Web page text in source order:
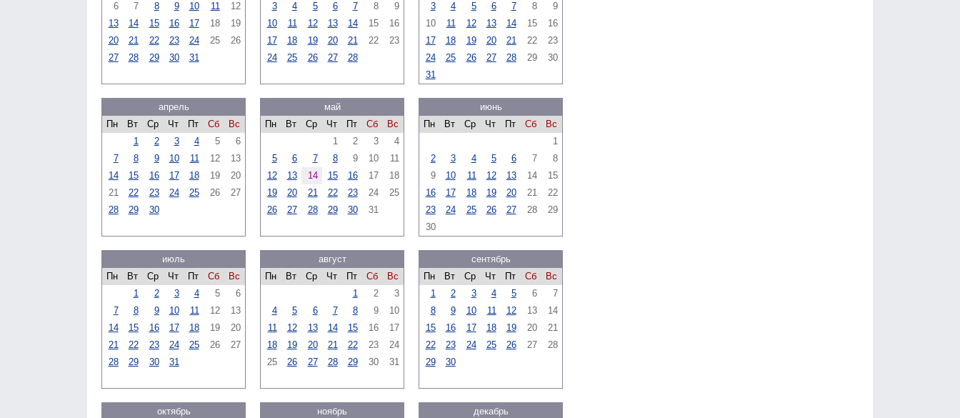
6
7 8 9 10 11
12
13
14 15 16 17 18
19
20
21 22 23 24 25
26
27
28 29 30 31
3
4 5 6 7 8
9
10
11 12 13 14 15
16
17
18 19 20 21 22
23
24
25 26 27 28
3
4 5 6 7 8
9
10
11 12 13 14 15
16
17
18 19 20 21 22
23
24
25 26 27 28 29
30
31
апрель
Пн
Вт Ср Чт Пт Сб
Вс
1
2 3 4 5
6
7
8 9 10 11 12
13
14
15 16 17 18 19
20
21
22 23 24 25 26
27
28
29 30
май
Пн
Вт Ср Чт Пт Сб
Вс
1
2 3
4
5
6 7 8 9 10
11
12
13 14 15 16 17
18
19
20 21 22 23 24
25
26
27 28 29 30 31
июнь
Пн
Вт Ср Чт Пт Сб
Вс
1
2
3 4 5 6 7
8
9
10 11 12 13 14
15
16
17 18 19 20 21
22
23
24 25 26 27 28
29
30
июль
Пн
Вт Ср Чт Пт Сб
Вс
1
2 3 4 5
6
7
8 9 10 11 12
13
14
15 16 17 18 19
20
21
22 23 24 25 26
27
28
29 30 31
август
Пн
Вт Ср Чт Пт Сб
Вс
1
2
3
4
5 6 7 8 9
10
11
12 13 14 15 16
17
18
19 20 21 22 23
24
25
26 27 28 29 30 31
сентябрь
Пн
Вт Ср Чт Пт Сб
Вс
1
2 3 4 5 6
7
8
9 10 11 12 13
14
15
16 17 18 19 20
21
22
23 24 25 26 27
28
29
30
октябрь
ноябрь
декабрь